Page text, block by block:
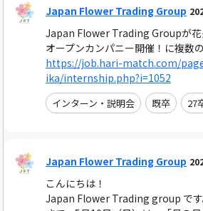
Japan Flower Trading Group
Japan Flower Trading Groupが花
オープンカンパニー開催！に複数
https://job.hari-match.com/
ika/internship.php?i=1052
インターン・説明会 既卒 27
Japan Flower Trading Group
こんにちは！
Japan Flower Trading group です